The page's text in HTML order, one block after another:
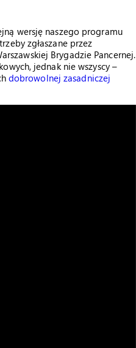
wersję naszego programu
zgłaszane przez
Brygadzie Pancernej.
jednak nie wszyscy –
dobrowolnej zasadniczej